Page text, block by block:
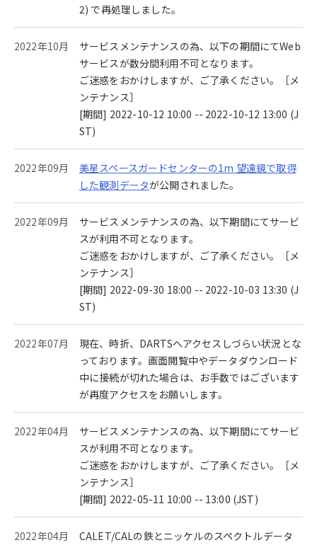
2) で再処理しました。
2022年10月
サービスメンテナンスの為、以下の期間にてWeb
サービスが数分間利用不可となります。
ご迷惑をおかけしますが、ご了承ください。［メ
ンテナンス］
[期間] 2022-10-12 10:00 -- 2022-10-12 13:00 (J
ST)
2022年09月
美星スペースガードセンターの1m 望遠鏡で取得
した観測データが公開されました。
2022年09月
サービスメンテナンスの為、以下期間にてサービ
スが利用不可となります。
ご迷惑をおかけしますが、ご了承ください。［メ
ンテナンス］
[期間] 2022-09-30 18:00 -- 2022-10-03 13:30 (J
ST)
2022年07月
現在、時折、DARTSへアクセスしづらい状況とな
っております。画面閲覧中やデータダウンロード
中に接続が切れた場合は、お手数ではございます
が再度アクセスをお願いします。
2022年04月
サービスメンテナンスの為、以下期間にてサービ
スが利用不可となります。
ご迷惑をおかけしますが、ご了承ください。［メ
ンテナンス］
[期間] 2022-05-11 10:00 -- 13:00 (JST)
2022年04月
CALET/CALの鉄とニッケルのスペクトルデータ